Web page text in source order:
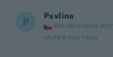
P Pavlína
Rok dołączenia 2017
około 6 roku temu